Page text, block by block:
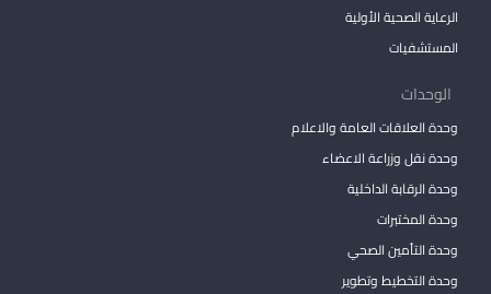
الرعاية الصحية الأولية
المستشفيات
الوحدات
وحدة العلاقات العامة والاعلام
وحدة نقل وزراعة الاعضاء
وحدة الرقابة الداخلية
وحدة المختبرات
وحدة التأمين الصحي
وحدة التخطيط وتطوير